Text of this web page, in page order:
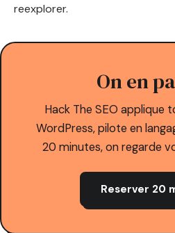
reexplorer.
On en
Hack The SEO applique
WordPress, pilote en
20 minutes, on regarde
Reserver 20